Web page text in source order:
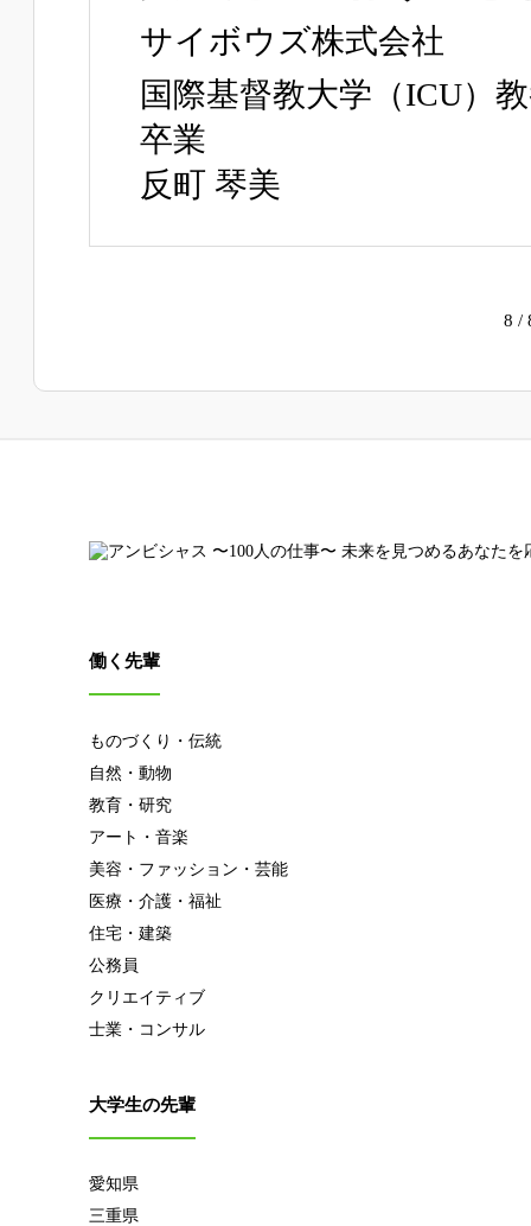
サイボウズ株式会社
国際基督教大学（ICU）
卒業
反町 琴美
8 /
働く先輩
ものづくり・伝統
自然・動物
教育・研究
アート・音楽
美容・ファッション・芸能
医療・介護・福祉
住宅・建築
公務員
クリエイティブ
士業・コンサル
大学生の先輩
愛知県
三重県